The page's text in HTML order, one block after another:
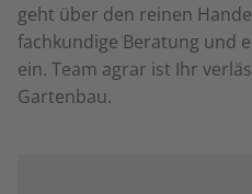
geht über den reinen
fachkundige Beratung und
ein. Team agrar ist Ihr
Gartenbau.